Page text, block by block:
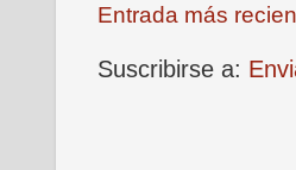
Entrada más
Suscribirse a: